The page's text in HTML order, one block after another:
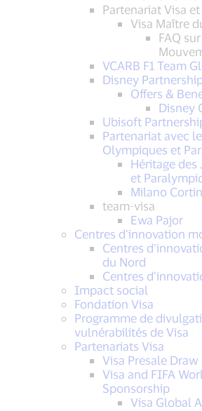
Partenariat Visa et
Visa Maître
FAQ
VCARB F1 Team
Disney
Offers &
Disney
Ubisoft
Partenariat avec
Olympiques et
Héritage des
et
Milano
team-visa
Ewa Pajor
Centres d’innovation
Centres
du Nord
Centres
Impact social
Fondation Visa
Programme de
vulnérabilités de Visa
Partenariats Visa
Visa Presale Draw
Visa and FIFA
Sponsorship
Visa Global